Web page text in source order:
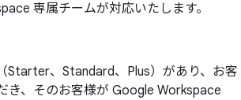
専属チームが対応いたします。
Starter、Standard、Plus）があり、お客
き、そのお客様が Google Workspace